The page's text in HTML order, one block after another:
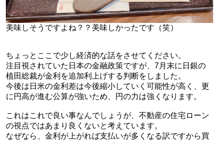
美味しそうですよね？？美味しかったです（笑）
ちょっとここで少し経済的な話をさせてください。
注目視されていた日本の金融政策ですが、7月末に日銀の
植田総裁が金利を追加利上げする判断をしました。
今後は日米の金利差は今後縮小していく可能性が高く、更
に円高が進む公算が強いため、円の力は強くなります。
これはこれで良い事なんでしょうが、不動産の住宅ローン
の視点ではあまり良くないと考えています。
なぜなら、 金利が上がれば支払いが多くなる訳ですから買